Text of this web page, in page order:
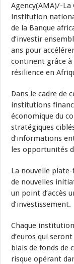
Agency(AMA)/-La
institution
de la Banque
d’investir
ans pour
continent grâce à
résilience en
Dans le cadre de
institutions
économique du
stratégiques
d’informations
les opportunités
La nouvelle
de nouvelles
un point d’accès
d’investissement.
Chaque
d’euros qui
biais de fonds de
risque opérant